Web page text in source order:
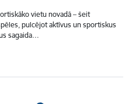
vietu novadā – šeit
pulcējot aktīvus un sportiskus
sagaida…